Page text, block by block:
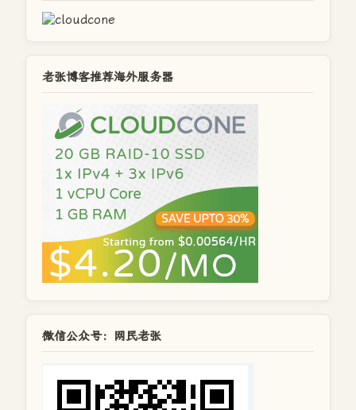
老张博客推荐海外服务器
微信公众号：网民老张